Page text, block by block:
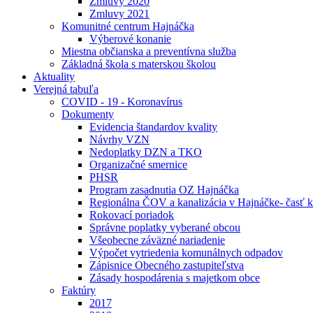
Zmluvy 2021
Komunitné centrum Hajnáčka
Výberové konanie
Miestna občianska a preventívna služba
Základná škola s materskou školou
Aktuality
Verejná tabuľa
COVID - 19 - Koronavírus
Dokumenty
Evidencia štandardov kvality
Návrhy VZN
Nedoplatky DZN a TKO
Organizačné smernice
PHSR
Program zasadnutia OZ Hajnáčka
Regionálna ČOV a kanalizácia v Hajnáčke- časť
Rokovací poriadok
Správne poplatky vyberané obcou
Všeobecne záväzné nariadenie
Výpočet vytriedenia komunálnych odpadov
Zápisnice Obecného zastupiteľstva
Zásady hospodárenia s majetkom obce
Faktúry
2017